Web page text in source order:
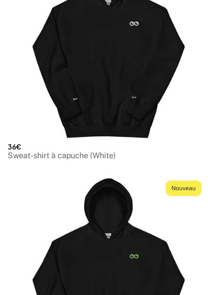
36€
Sweat-shirt à capuche (White)
Nouveau